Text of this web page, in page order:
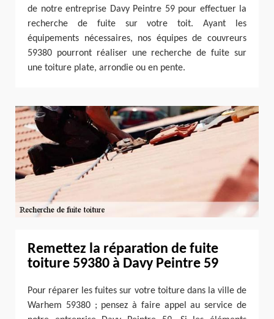
de notre entreprise Davy Peintre 59 pour effectuer la
recherche de fuite sur votre toit. Ayant les
équipements nécessaires, nos équipes de couvreurs
59380 pourront réaliser une recherche de fuite sur
une toiture plate, arrondie ou en pente.
Remettez la réparation de fuite
toiture 59380 à Davy Peintre 59
Pour réparer les fuites sur votre toiture dans la ville de
Warhem 59380 ; pensez à faire appel au service de